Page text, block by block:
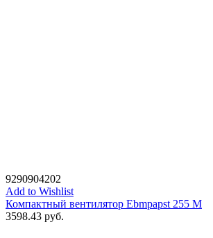
9290904202
Add to Wishlist
Компактный вентилятор Ebmpapst 255 M
3598.43 руб.